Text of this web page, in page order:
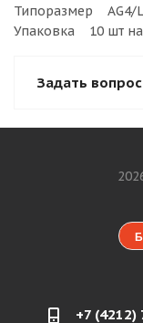
Типоразмер AG4/
Упаковка 10 шт на
Задать вопрос
+7 (4212)